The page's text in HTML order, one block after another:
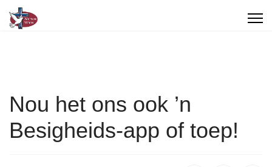
Nou het ons ook ’n
Besigheids-app of toep!